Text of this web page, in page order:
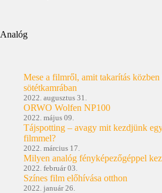
Analóg
Mese a filmről, amit takarítás közben
sötétkamrában
2022. augusztus 31.
ORWO Wolfen NP100
2022. május 09.
Tájspotting – avagy mit kezdjünk
filmmel?
2022. március 17.
Milyen analóg fényképezőgéppel
2022. február 03.
Színes film előhívása otthon
2022. január 26.